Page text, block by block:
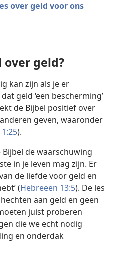
over geld voor ons
over geld?
kan zijn als je er
geld ‘een bescherming’
de Bijbel positief over
geven, waaronder
).
de waarschuwing
in je leven mag zijn. Er
de liefde voor geld en
(Hebreeën 13:5). De les
aan geld en geen
juist proberen
die we echt nodig
en onderdak